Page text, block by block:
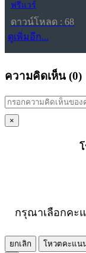
ฟรีแวร์
ดาวน์โหลด : 68
ดูเพิ่มอีก...
ความคิดเห็น (0)
×
กรุณาเลือกคะ
ยกเลิก
โหวตคะแน